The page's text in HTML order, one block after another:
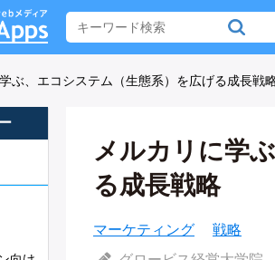
ぶ、エコシステム（生態系）を広げる成長戦
メルカリに学
る成長戦略
マーケティング
戦略